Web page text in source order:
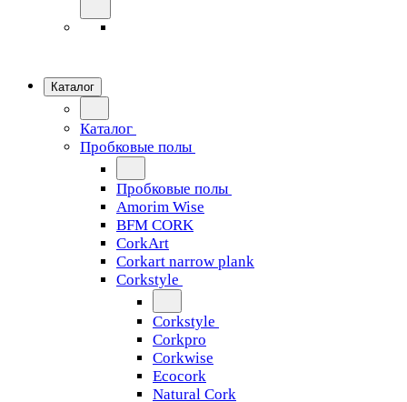
Каталог
Каталог
Пробковые полы
Пробковые полы
Amorim Wise
BFM CORK
CorkArt
Corkart narrow plank
Corkstyle
Corkstyle
Corkpro
Corkwise
Ecocork
Natural Cork